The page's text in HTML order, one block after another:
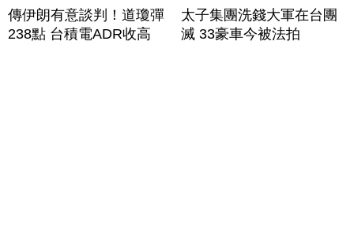
傳伊朗有意談判！道瓊彈
238點 台積電ADR收高
太子集團洗錢大軍在台團
滅 33豪車今被法拍